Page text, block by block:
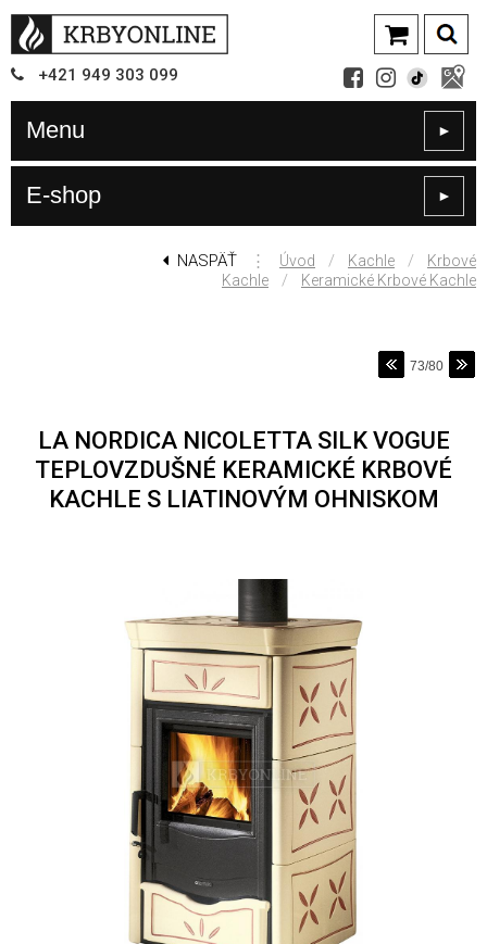
+421 949 303 099
Menu ►
E-shop ►
NASPÄŤ ⋮ Úvod / Kachle /
Krbové
Kachle
/ Keramické Krbové Kachle
73/80
LA NORDICA NICOLETTA SILK VOGUE
TEPLOVZDUŠNÉ KERAMICKÉ KRBOVÉ
KACHLE S LIATINOVÝM OHNISKOM